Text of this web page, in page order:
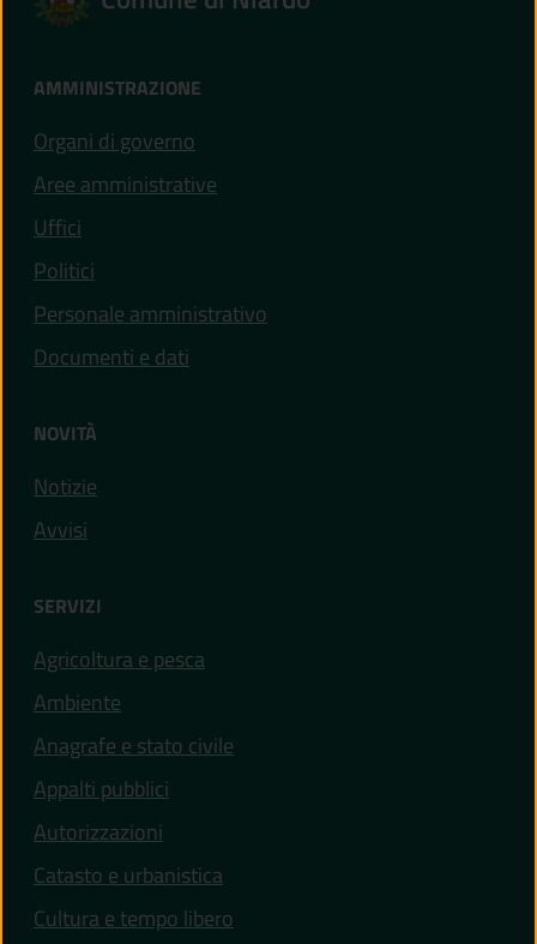
AMMINISTRAZIONE
Organi di governo
Aree amministrative
Uffici
Politici
Personale amministrativo
Documenti e dati
NOVITÀ
Notizie
Avvisi
SERVIZI
Agricoltura e pesca
Ambiente
Anagrafe e stato civile
Appalti pubblici
Autorizzazioni
Catasto e urbanistica
Cultura e tempo libero